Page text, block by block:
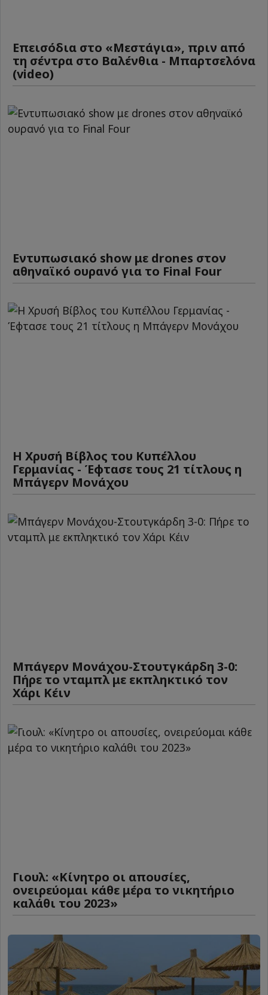
Επεισόδια στο «Μεστάγια», πριν από
τη σέντρα στο Βαλένθια - Μπαρτσελόνα
(video)
Εντυπωσιακό show με drones στον
αθηναϊκό ουρανό για το Final Four
Η Χρυσή Βίβλος του Κυπέλλου
Γερμανίας - Έφτασε τους 21 τίτλους η
Μπάγερν Μονάχου
Μπάγερν Μονάχου-Στουτγκάρδη 3-0:
Πήρε το νταμπλ με εκπληκτικό τον
Χάρι Κέιν
Γιουλ: «Κίνητρο οι απουσίες,
ονειρεύομαι κάθε μέρα το νικητήριο
καλάθι του 2023»